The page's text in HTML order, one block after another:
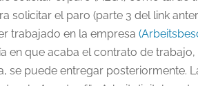
solicitar el paro (parte 3 del link
trabajado en la empresa
en que acaba el contrato de
se puede entregar posteriormente.